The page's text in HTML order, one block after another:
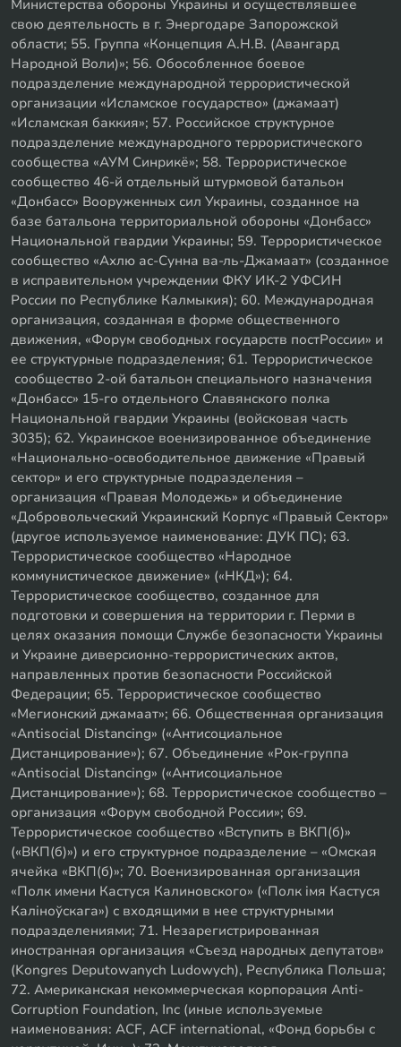
Министерства обороны Украины и осуществлявшее
свою деятельность в г. Энергодаре Запорожской
области; 55. Группа «Концепция А.Н.В. (Авангард
Народной Воли)»; 56. Обособленное боевое
подразделение международной террористической
организации «Исламское государство» (джамаат)
«Исламская баккия»; 57. Российское структурное
подразделение международного террористического
сообщества «АУМ Синрикё»; 58. Террористическое
сообщество 46-й отдельный штурмовой батальон
«Донбасс» Вооруженных сил Украины, созданное на
базе батальона территориальной обороны «Донбасс»
Национальной гвардии Украины; 59. Террористическое
сообщество «Ахлю ас-Сунна ва-ль-Джамаат» (созданное
в исправительном учреждении ФКУ ИК-2 УФСИН
России по Республике Калмыкия); 60. Международная
организация, созданная в форме общественного
движения, «Форум свободных государств постРоссии» и
ее структурные подразделения; 61. Террористическое
сообщество 2-ой батальон специального назначения
«Донбасс» 15-го отдельного Славянского полка
Национальной гвардии Украины (войсковая часть
3035); 62. Украинское военизированное объединение
«Национально-освободительное движение «Правый
сектор» и его структурные подразделения –
организация «Правая Молодежь» и объединение
«Добровольческий Украинский Корпус «Правый Сектор»
(другое используемое наименование: ДУК ПС); 63.
Террористическое сообщество «Народное
коммунистическое движение» («НКД»); 64.
Террористическое сообщество, созданное для
подготовки и совершения на территории г. Перми в
целях оказания помощи Службе безопасности Украины
и Украине диверсионно-террористических актов,
направленных против безопасности Российской
Федерации; 65. Террористическое сообщество
«Мегионский джамаат»; 66. Общественная организация
«Antisocial Distancing» («Антисоциальное
Дистанцирование»); 67. Объединение «Рок-группа
«Antisocial Distancing» («Антисоциальное
Дистанцирование»); 68. Террористическое сообщество –
организация «Форум свободной России»; 69.
Террористическое сообщество «Вступить в ВКП(б)»
(«ВКП(б)») и его структурное подразделение – «Омская
ячейка «ВКП(б)»; 70. Военизированная организация
«Полк имени Кастуся Калиновского» («Полк iмя Кастуся
Калiноўскага») с входящими в нее структурными
подразделениями; 71. Незарегистрированная
иностранная организация «Съезд народных депутатов»
(Kongres Deputowanych Ludowych), Республика Польша;
72. Американская некоммерческая корпорация Anti-
Corruption Foundation, Inc (иные используемые
наименования: ACF, ACF international, «Фонд борьбы с